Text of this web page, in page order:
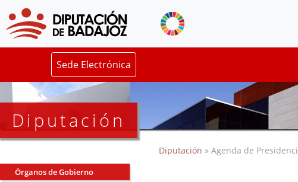
Sede Electrónica
Diputación
Órganos de Gobierno
Diputación » Agenda de